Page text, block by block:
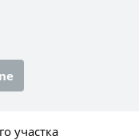
участка